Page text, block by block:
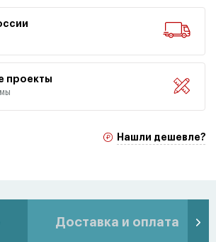
проекты
Нашли дешевле?
Доставка и оплата